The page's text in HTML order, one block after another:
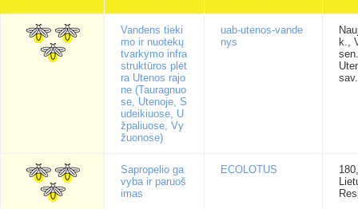
Vandens tieki
mo ir nuotekų
tvarkymo infra
struktūros plėt
ra Utenos rajo
ne (Tauragnuo
se, Utenoje, S
udeikiuose, U
žpaliuose, Vy
žuonose)
uab-utenos-vande
nys
k.,
sav.
Sapropelio ga
vyba ir paruoš
imas
ECOLOTUS
180,